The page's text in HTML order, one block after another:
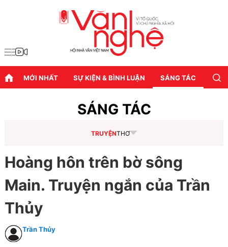
MỚI NHẤT SỰ KIỆN & BÌNH LUẬN SÁNG TÁC
SÁNG TÁC
TRUYỆNTHƠ
Hoàng hôn trên bờ sông
Main. Truyện ngắn của Trần
Thủy
Trần Thủy